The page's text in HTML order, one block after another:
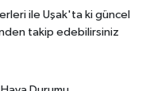
ile Uşak'ta ki güncel
takip edebilirsiniz